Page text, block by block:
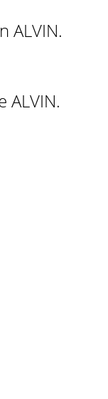
ALVIN.
ALVIN.